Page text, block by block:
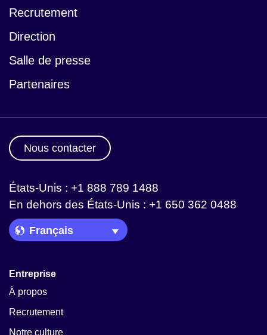
Recrutement
Direction
Salle de presse
Partenaires
Nous contacter
États-Unis : +1 888 789 1488
En dehors des États-Unis : +1 650 362 0488
Language Picker
Entreprise
À propos
Recrutement
Notre culture